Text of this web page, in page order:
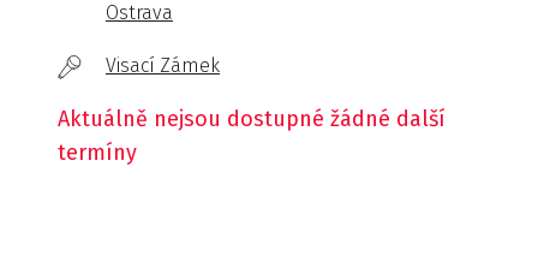
Ostrava
Visací Zámek
Aktuálně nejsou dostupné žádné další
termíny